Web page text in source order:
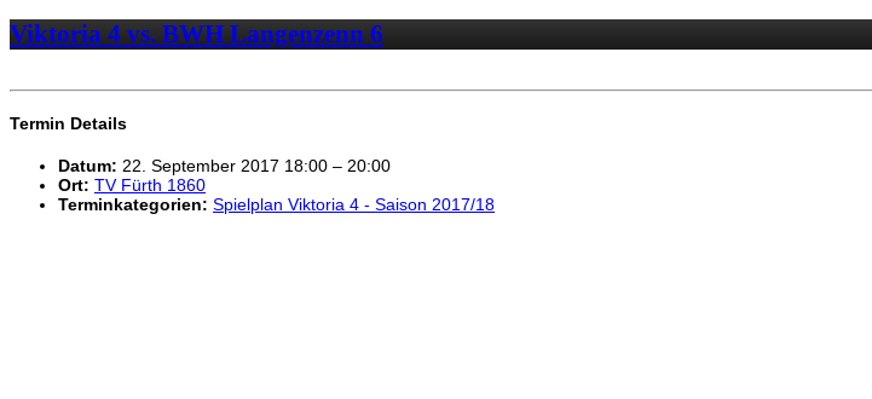
Viktoria 4 vs. BWH Langenzenn 6
Termin Details
Datum: 22. September 2017 18:00 – 20:00
Ort: TV Fürth 1860
Terminkategorien: Spielplan Viktoria 4 - Saison 2017/18